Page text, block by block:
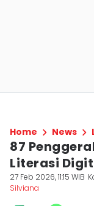
Home News
87
Literasi
27 Feb 2026, 11:15 WIB
Silviana